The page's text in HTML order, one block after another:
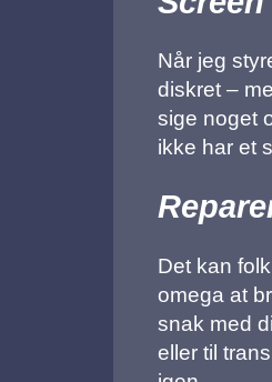
Når jeg
diskret –
sige noget
ikke har et
Det kan
omega at
snak med
eller til